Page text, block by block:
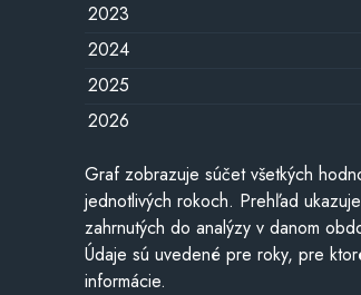
2023
2024
2025
2026
Graf zobrazuje súčet všetkých
jednotlivých rokoch. Prehľad
zahrnutých do analýzy v danom
Údaje sú uvedené pre roky, pre
informácie.